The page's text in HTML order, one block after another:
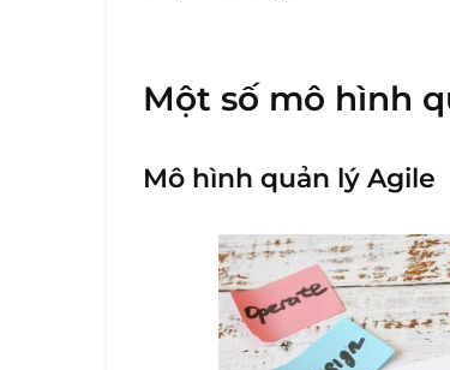
Một số mô hình
Mô hình quản lý Agile